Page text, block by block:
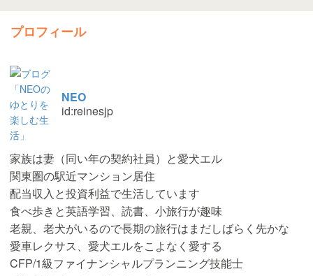
プロフィール
NEO
id:reinesjp
家族は妻（同い年の契約社員）と愛犬エル
関東圏の駅近マンション居住
配当収入と投資利益で生活しています
食べ歩きと英語学習、読書、小旅行が趣味
老親、老犬がいるので長期の旅行はまだしばらく先かな
愛車レクサス、愛犬エルをこよなく愛する
CFP/1級ファイナンシャルプランニング技能士